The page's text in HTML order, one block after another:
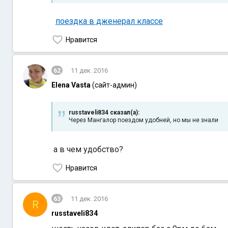
поездка в дженерал классе
Нравится
62 11 дек. 2016
Elena Vasta (сайт-админ)
russtaveli8З4 сказал(а):
Через Мангалор поездом удобней, но мы не знали
а в чем удобство?
Нравится
R 63 11 дек. 2016
russtaveli8З4